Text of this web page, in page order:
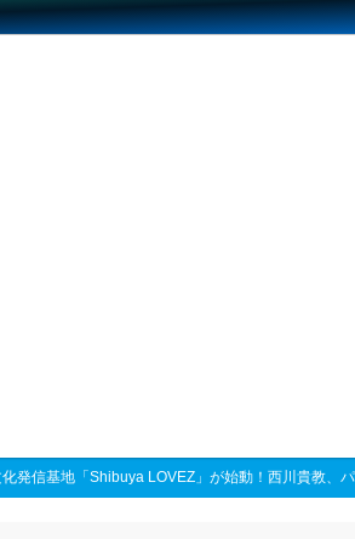
発信基地「Shibuya LOVEZ」が始動！西川貴教、